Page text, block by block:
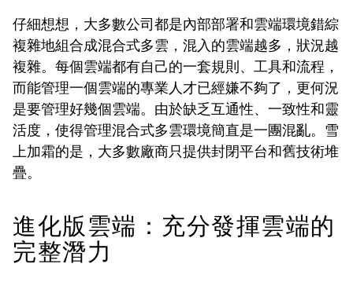
仔細想想，大多數公司都是內部部署和雲端環境錯綜
複雜地組合成混合式多雲，混入的雲端越多，狀況越
複雜。每個雲端都有自己的一套規則、工具和流程，
而能管理一個雲端的專業人才已經嫌不夠了，更何況
是要管理好幾個雲端。由於缺乏互通性、一致性和靈
活度，使得管理混合式多雲環境簡直是一團混亂。雪
上加霜的是，大多數廠商只提供封閉平台和舊技術堆
疊。
進化版雲端：充分發揮雲端的
完整潛力